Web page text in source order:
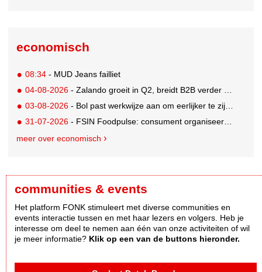
economisch
08:34 - MUD Jeans failliet
04-08-2026 - Zalando groeit in Q2, breidt B2B verder uit en innoveert met AI
03-08-2026 - Bol past werkwijze aan om eerlijker te zijn naar verkopers en consumenten
31-07-2026 - FSIN Foodpulse: consument organiseert eet- en koopgedrag bewuster
meer over economisch
communities & events
Het platform FONK stimuleert met diverse communities en
events interactie tussen en met haar lezers en volgers. Heb je
interesse om deel te nemen aan één van onze activiteiten of wil
je meer informatie? Klik op een van de buttons hieronder.